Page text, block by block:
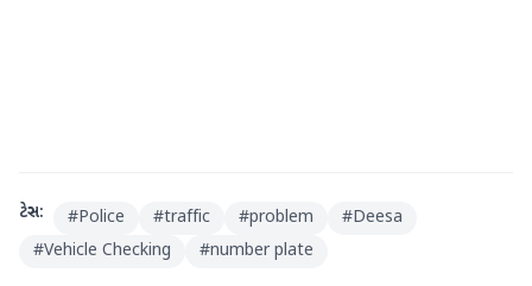
ટેગ્સ: #Police #traffic #problem #Deesa
#Vehicle Checking #number plate